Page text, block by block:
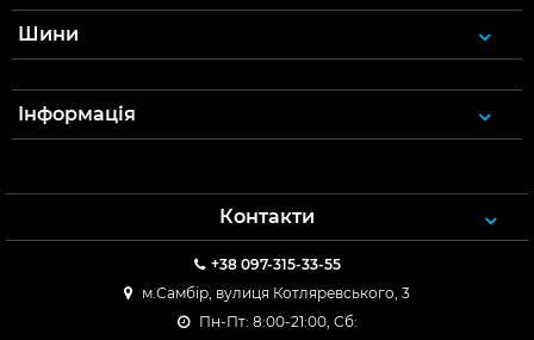
Шини
Інформація
Контакти
+38 097-315-33-55
м.Самбір, вулиця Котляревського, 3
Пн-Пт: 8:00-21:00, Сб: